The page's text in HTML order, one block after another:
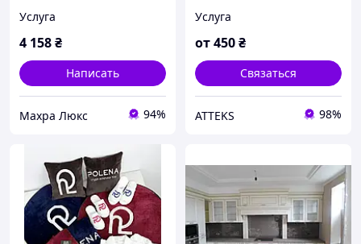
Услуга
4 158₴
Написать
Махра Люкс 94%
Услуга
от450₴
Связаться
ATTEKS 98%